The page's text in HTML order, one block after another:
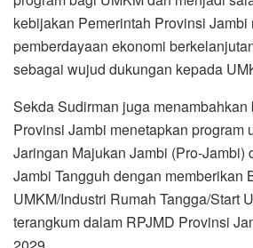
kebijakan Pemerintah Provinsi Jambi
pemberdayaan ekonomi
sebagai wujud dukungan kepada
Sekda Sudirman juga
Provinsi Jambi menetapkan program
Jaringan Majukan Jambi (Pro-Jambi)
Jambi Tangguh dengan memberikan
UMKM/Industri Rumah Tangga/Start
terangkum dalam RPJMD Provinsi